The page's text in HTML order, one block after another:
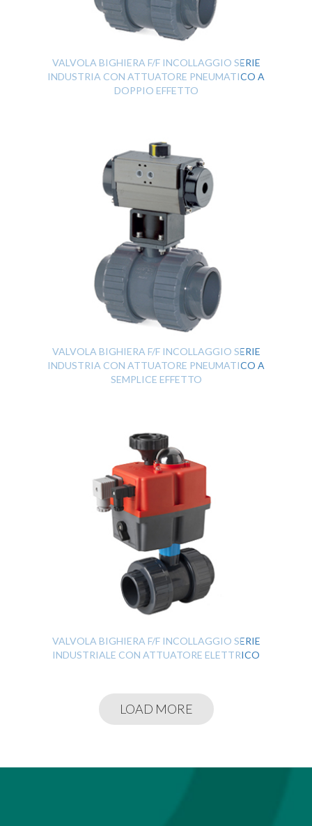
VALVOLA BIGHIERA F/F INCOLLAGGIO SERIE
INDUSTRIA CON ATTUATORE PNEUMATICO A
DOPPIO EFFETTO
VALVOLA BIGHIERA F/F INCOLLAGGIO SERIE
INDUSTRIA CON ATTUATORE PNEUMATICO A
SEMPLICE EFFETTO
VALVOLA BIGHIERA F/F INCOLLAGGIO SERIE
INDUSTRIALE CON ATTUATORE ELETTRICO
LOAD MORE